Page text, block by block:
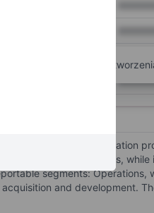
ilości narzędzi do
of student accommodation
or through joint ventures,
segments: Operations,
and development.